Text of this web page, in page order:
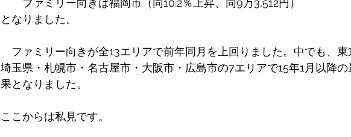
ファミリー向きは福岡市（同10.2％上昇、同9万3,512円）
となりました。
ファミリー向きが全13エリアで前年同月を上回りました。中でも、東
埼玉県・札幌市・名古屋市・大阪市・広島市の7エリアで15年1月以降
果となりました。
ここからは私見です。